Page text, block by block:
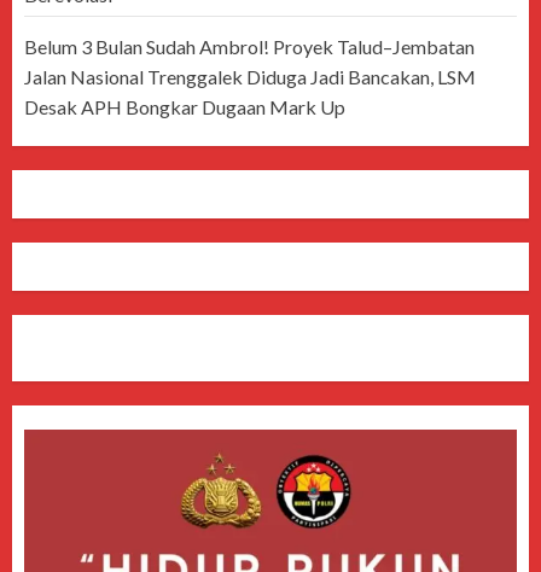
Belum 3 Bulan Sudah Ambrol! Proyek Talud–Jembatan
Jalan Nasional Trenggalek Diduga Jadi Bancakan, LSM
Desak APH Bongkar Dugaan Mark Up